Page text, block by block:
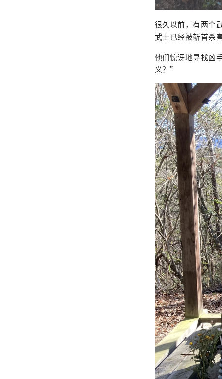
很久以前，有两个
武士已经被斩首杀
他们惊讶地寻找凶
义？”